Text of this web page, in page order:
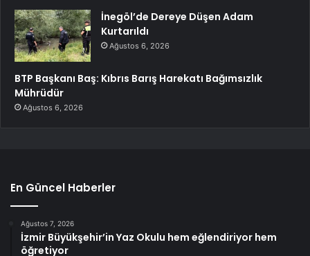
İnegöl’de Dereye Düşen Adam
Kurtarıldı
Ağustos 6, 2026
BTP Başkanı Baş: Kıbrıs Barış Harekatı Bağımsızlık
Mührüdür
Ağustos 6, 2026
En Güncel Haberler
Ağustos 7, 2026
İzmir Büyükşehir’in Yaz Okulu hem eğlendiriyor hem
öğretiyor